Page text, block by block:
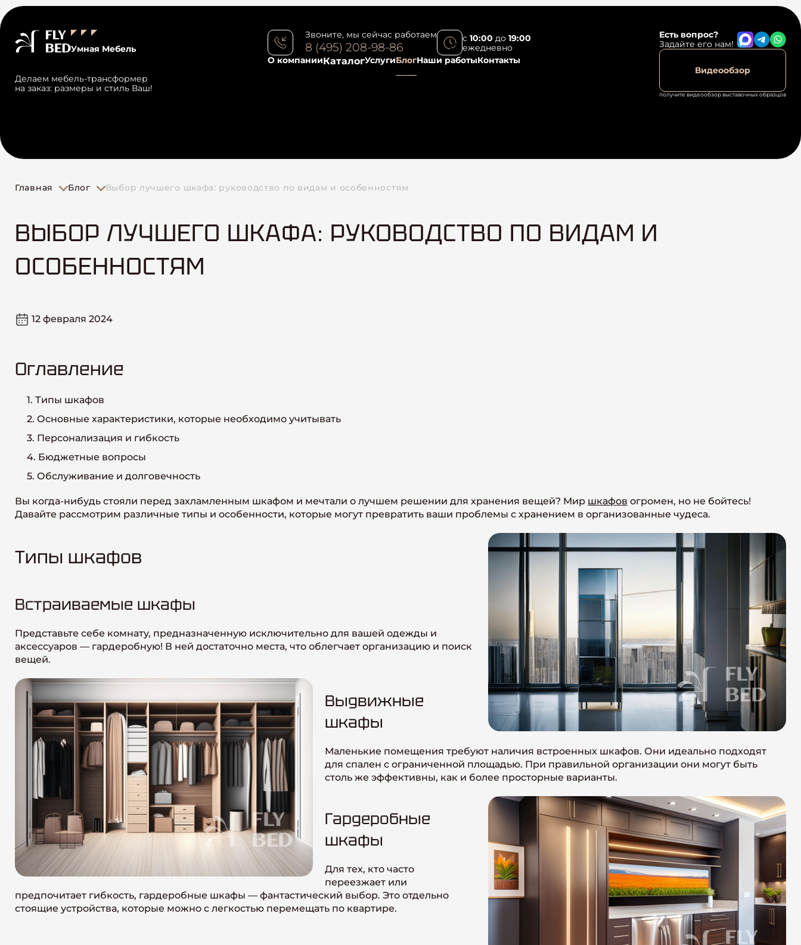
Умная Мебель
Делаем мебель-трансформер
на заказ: размеры и стиль Ваш!
Звоните, мы сейчас работаем
8 (495) 208-98-86
с 10:00 до 19:00
ежедневно
О компанииКаталогУслугиБлогНаши работыКонтакты
Есть вопрос?
Задайте его нам!
Видеообзор
получите видеообзор выставочных образцов
Главная Блог Выбор лучшего шкафа: руководство по видам и особенностям
ВЫБОР ЛУЧШЕГО ШКАФА: РУКОВОДСТВО ПО ВИДАМ И
ОСОБЕННОСТЯМ
12 февраля 2024
Оглавление
1. Типы шкафов
2. Основные характеристики, которые необходимо учитывать
3. Персонализация и гибкость
4. Бюджетные вопросы
5. Обслуживание и долговечность
Вы когда-нибудь стояли перед захламленным шкафом и мечтали о лучшем решении для хранения вещей? Мир шкафов огромен, но не бойтесь!
Давайте рассмотрим различные типы и особенности, которые могут превратить ваши проблемы с хранением в организованные чудеса.
Типы шкафов
Встраиваемые шкафы
Представьте себе комнату, предназначенную исключительно для вашей одежды и
аксессуаров — гардеробную! В ней достаточно места, что облегчает организацию и поиск
вещей.
Выдвижные
шкафы
Маленькие помещения требуют наличия встроенных шкафов. Они идеально подходят
для спален с ограниченной площадью. При правильной организации они могут быть
столь же эффективны, как и более просторные варианты.
Гардеробные
шкафы
Для тех, кто часто
переезжает или
предпочитает гибкость, гардеробные шкафы — фантастический выбор. Это отдельно
стоящие устройства, которые можно с легкостью перемещать по квартире.